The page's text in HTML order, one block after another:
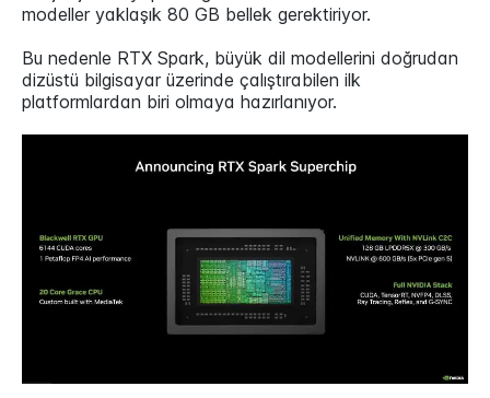
modeller yaklaşık 80 GB bellek gerektiriyor.
Bu nedenle RTX Spark, büyük dil modellerini doğrudan
dizüstü bilgisayar üzerinde çalıştırabilen ilk
platformlardan biri olmaya hazırlanıyor.